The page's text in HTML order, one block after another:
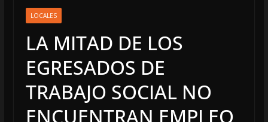
LOCALES
LA MITAD DE LOS
EGRESADOS DE
TRABAJO SOCIAL NO
ENCUENTRAN EMPLEO